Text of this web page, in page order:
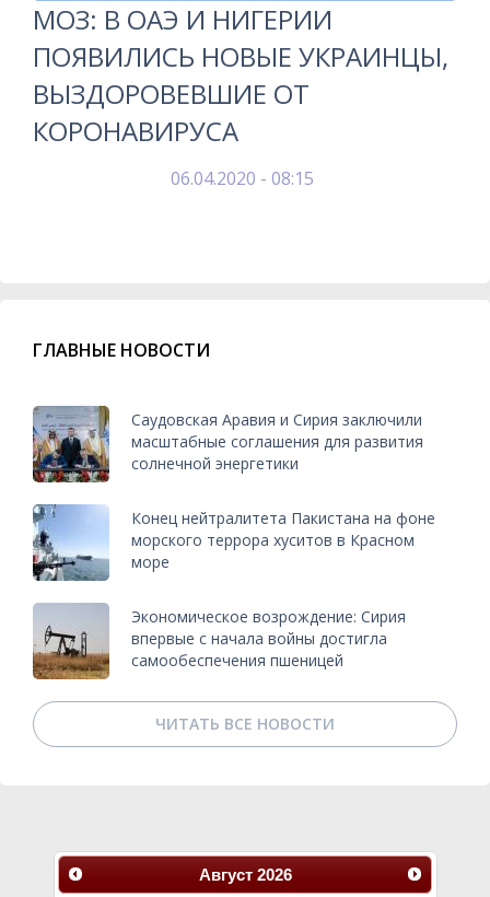
МОЗ: В ОАЭ И НИГЕРИИ
ПОЯВИЛИСЬ НОВЫЕ УКРАИНЦЫ,
ВЫЗДОРОВЕВШИЕ ОТ
КОРОНАВИРУСА
06.04.2020 - 08:15
ГЛАВНЫЕ НОВОСТИ
Саудовская Аравия и Сирия заключили
масштабные соглашения для развития
солнечной энергетики
Конец нейтралитета Пакистана на фоне
морского террора хуситов в Красном
море
Экономическое возрождение: Сирия
впервые с начала войны достигла
самообеспечения пшеницей
ЧИТАТЬ ВСЕ НОВОСТИ
Август 2026